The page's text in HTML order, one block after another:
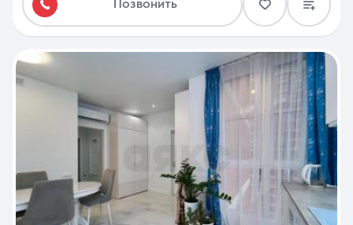
Позвонить